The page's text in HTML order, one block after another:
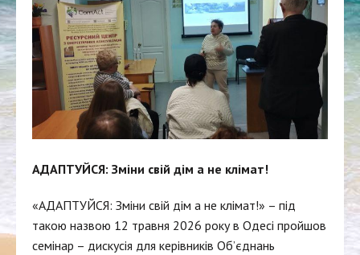
АДАПТУЙСЯ: Зміни свій дім а не клімат!
«АДАПТУЙСЯ: Зміни свій дім а не клімат!» – під
такою назвою 12 травня 2026 року в Одесі пройшов
семінар – дискусія для керівників Об’єднань